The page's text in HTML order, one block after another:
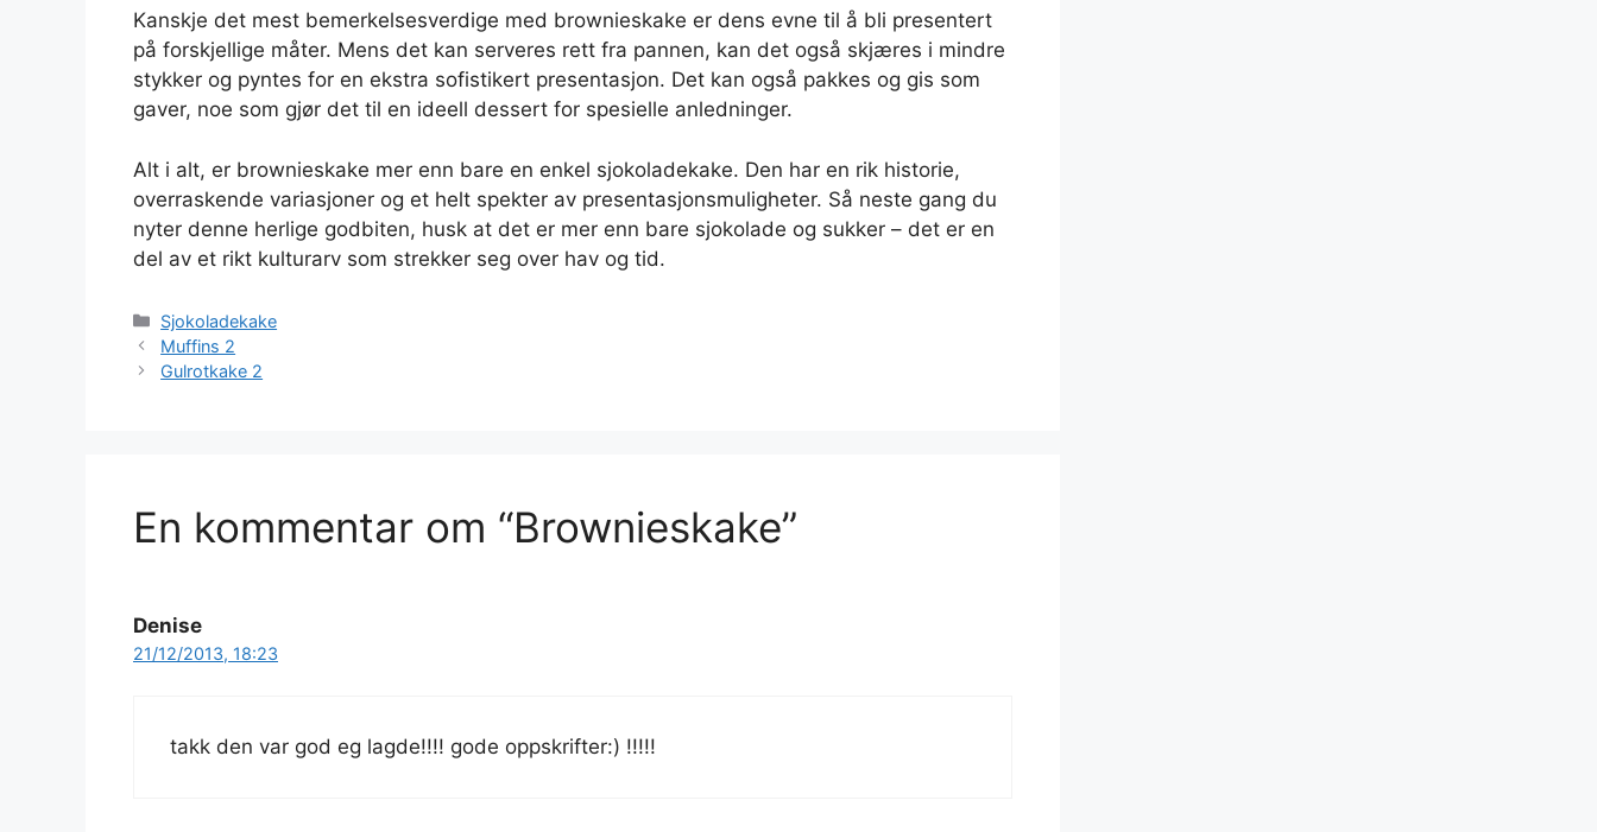
Kanskje det mest bemerkelsesverdige med brownieskake er dens evne til å bli presentert
på forskjellige måter. Mens det kan serveres rett fra pannen, kan det også skjæres i mindre
stykker og pyntes for en ekstra sofistikert presentasjon. Det kan også pakkes og gis som
gaver, noe som gjør det til en ideell dessert for spesielle anledninger.
Alt i alt, er brownieskake mer enn bare en enkel sjokoladekake. Den har en rik historie,
overraskende variasjoner og et helt spekter av presentasjonsmuligheter. Så neste gang du
nyter denne herlige godbiten, husk at det er mer enn bare sjokolade og sukker – det er en
del av et rikt kulturarv som strekker seg over hav og tid.
Kategorier
Sjokoladekake
Muffins 2
Gulrotkake 2
En kommentar om “Brownieskake”
Denise
21/12/2013, 18:23
takk den var god eg lagde!!!! gode oppskrifter:) !!!!!